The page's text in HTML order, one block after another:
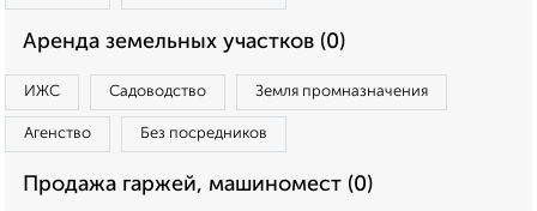
Аренда земельных участков (0)
ИЖС Садоводство Земля промназначения
Агенство Без посредников
Продажа гаржей, машиномест (0)